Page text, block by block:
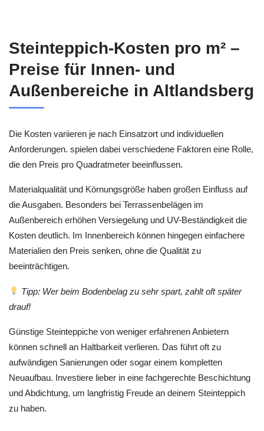
Steinteppich-Kosten pro m² –
Preise für Innen- und
Außenbereiche in Altlandsberg
Die Kosten variieren je nach Einsatzort und individuellen
Anforderungen. spielen dabei verschiedene Faktoren eine Rolle,
die den Preis pro Quadratmeter beeinflussen.
Materialqualität und Körnungsgröße haben großen Einfluss auf
die Ausgaben. Besonders bei Terrassenbelägen im
Außenbereich erhöhen Versiegelung und UV-Beständigkeit die
Kosten deutlich. Im Innenbereich können hingegen einfachere
Materialien den Preis senken, ohne die Qualität zu
beeinträchtigen.
Tipp: Wer beim Bodenbelag zu sehr spart, zahlt oft später
drauf!
Günstige Steinteppiche von weniger erfahrenen Anbietern
können schnell an Haltbarkeit verlieren. Das führt oft zu
aufwändigen Sanierungen oder sogar einem kompletten
Neuaufbau. Investiere lieber in eine fachgerechte Beschichtung
und Abdichtung, um langfristig Freude an deinem Steinteppich
zu haben.